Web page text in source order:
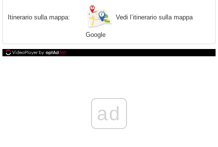
Itinerario sulla mappa: Vedi l’itinerario sulla mappa
Google
ad